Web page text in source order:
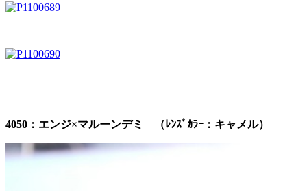
4050：エンジ×マルーンデミ （ﾚﾝｽﾞｶﾗｰ：キャメル）